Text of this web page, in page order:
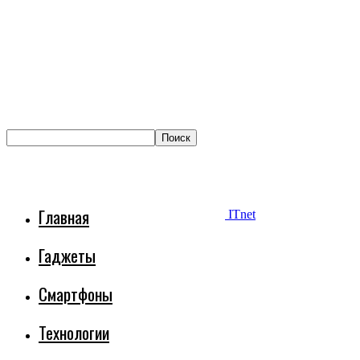
ITnet
Главная
Гаджеты
Смартфоны
Технологии